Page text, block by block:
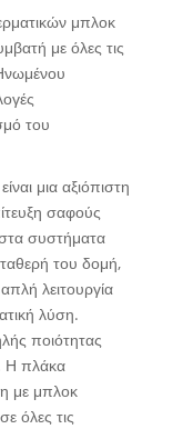
μπλοκ
με όλες τις
του
μια αξιόπιστη
σαφούς
συστήματα
του δομή,
λειτουργία
λύση.
ποιότητας
Η πλάκα
με μπλοκ
όλες τις